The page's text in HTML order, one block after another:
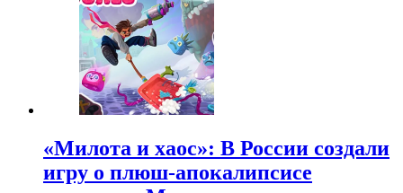
«Милота и хаос»: В России создали
игру о плюш-апокалипсисе